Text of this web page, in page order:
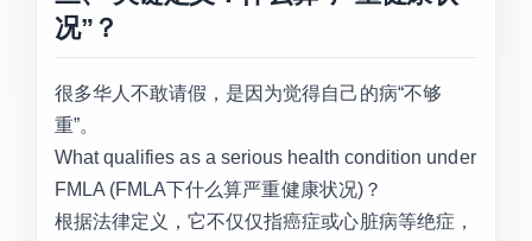
况”？
很多华人不敢请假，是因为觉得自己的病“不够
重”。
What qualifies as a serious health condition under
FMLA (FMLA下什么算严重健康状况)？
根据法律定义，它不仅仅指癌症或心脏病等绝症，